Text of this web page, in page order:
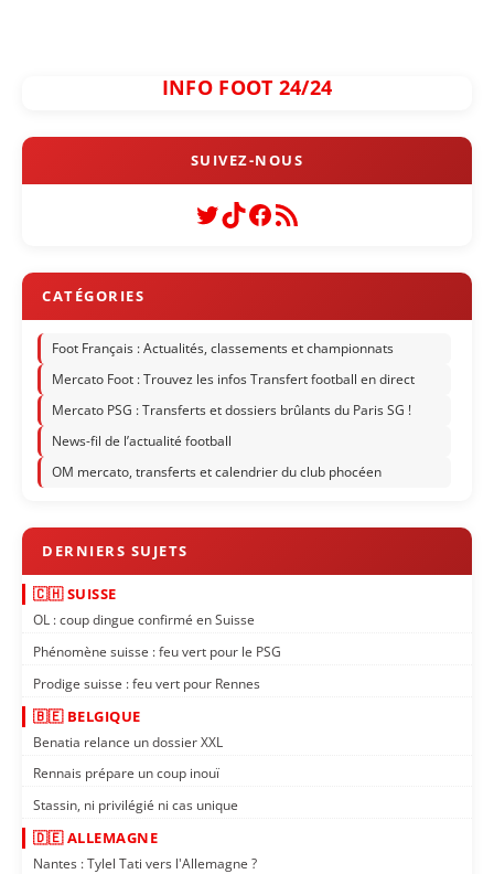
INFO FOOT 24/24
Twitter
TikTok
Facebook
Flux RSS
Foot Français : Actualités, classements et championnats
Mercato Foot : Trouvez les infos Transfert football en direct
Mercato PSG : Transferts et dossiers brûlants du Paris SG !
News-fil de l’actualité football
OM mercato, transferts et calendrier du club phocéen
🇨🇭 SUISSE
OL : coup dingue confirmé en Suisse
Phénomène suisse : feu vert pour le PSG
Prodige suisse : feu vert pour Rennes
🇧🇪 BELGIQUE
Benatia relance un dossier XXL
Rennais prépare un coup inouï
Stassin, ni privilégié ni cas unique
🇩🇪 ALLEMAGNE
Nantes : Tylel Tati vers l'Allemagne ?